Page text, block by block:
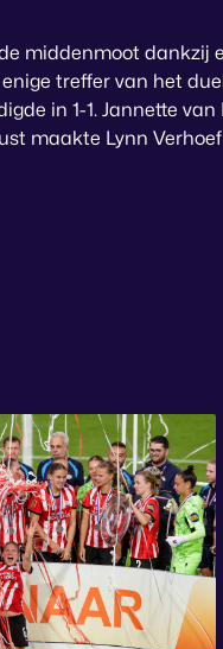
middenmoot dankzij
treffer van het
in 1-1. Jannette
maakte Lynn